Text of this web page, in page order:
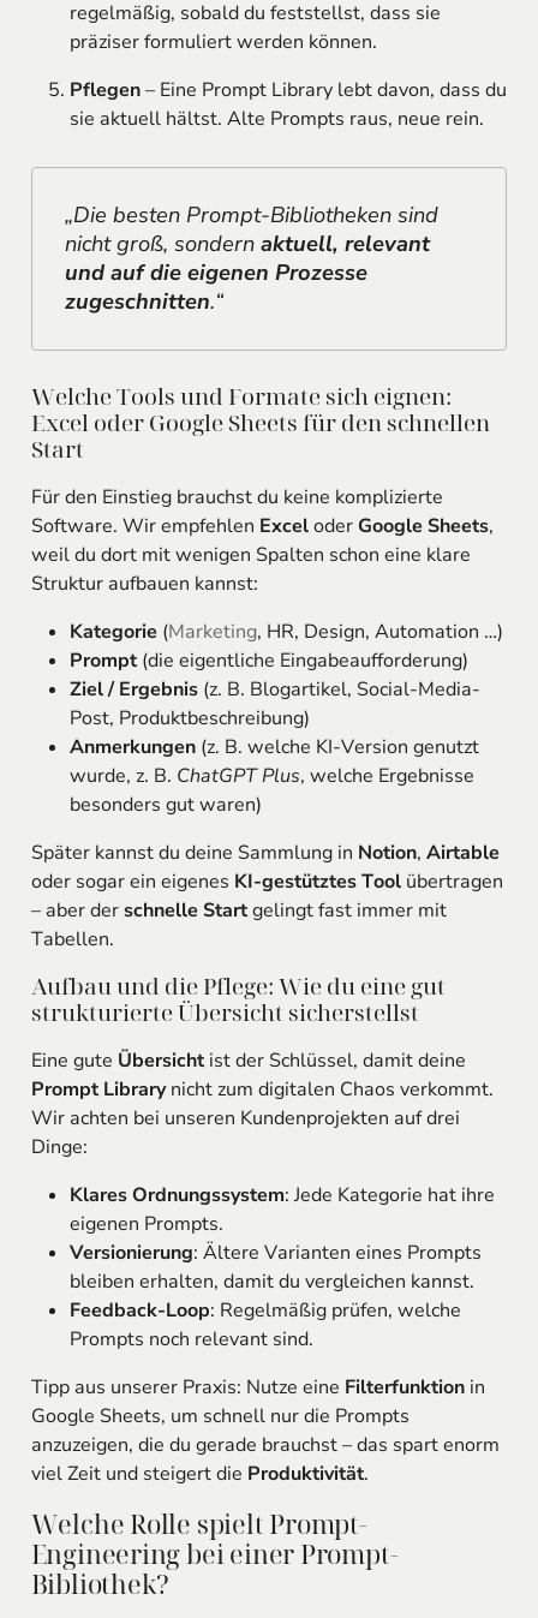
regelmäßig, sobald du feststellst, dass sie
präziser formuliert werden können.
Pflegen– Eine Prompt Library lebt davon, dass du
sie aktuell hältst. Alte Prompts raus, neue rein.
„Die besten Prompt-Bibliotheken sind
nicht groß, sondernaktuell, relevant
und auf die eigenen Prozesse
zugeschnitten.“
Welche Tools und Formate sich eignen:
Excel oder Google Sheets für den schnellen
Start
Für den Einstieg brauchst du keine komplizierte
Software. Wir empfehlen Exceloder Google Sheets,
weil du dort mit wenigen Spalten schon eine klare
Struktur aufbauen kannst:
Kategorie(Marketing, HR, Design, Automation …)
Prompt(die eigentliche Eingabeaufforderung)
Ziel / Ergebnis(z. B. Blogartikel, Social-Media-
Post, Produktbeschreibung)
Anmerkungen(z. B. welche KI-Version genutzt
wurde, z. B. ChatGPT Plus, welche Ergebnisse
besonders gut waren)
Später kannst du deine Sammlung in Notion, Airtable
oder sogar ein eigenes KI-gestütztes Toolübertragen
– aber derschnelle Startgelingt fast immer mit
Tabellen.
Aufbau und die Pflege: Wie du eine gut
strukturierte Übersicht sicherstellst
Eine gute Übersichtist der Schlüssel, damit deine
Prompt Librarynicht zum digitalen Chaos verkommt.
Wir achten bei unseren Kundenprojekten auf drei
Dinge:
Klares Ordnungssystem: Jede Kategorie hat ihre
eigenen Prompts.
Versionierung: Ältere Varianten eines Prompts
bleiben erhalten, damit du vergleichen kannst.
Feedback-Loop: Regelmäßig prüfen, welche
Prompts noch relevant sind.
Tipp aus unserer Praxis: Nutze eine Filterfunktionin
Google Sheets, um schnell nur die Prompts
anzuzeigen, die du gerade brauchst – das spart enorm
viel Zeit und steigert die Produktivität.
Welche Rolle spielt Prompt-
Engineering bei einer Prompt-
Bibliothek?